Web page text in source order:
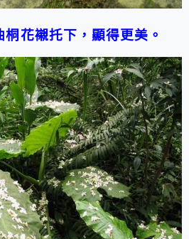
花襯托下，顯得更美。